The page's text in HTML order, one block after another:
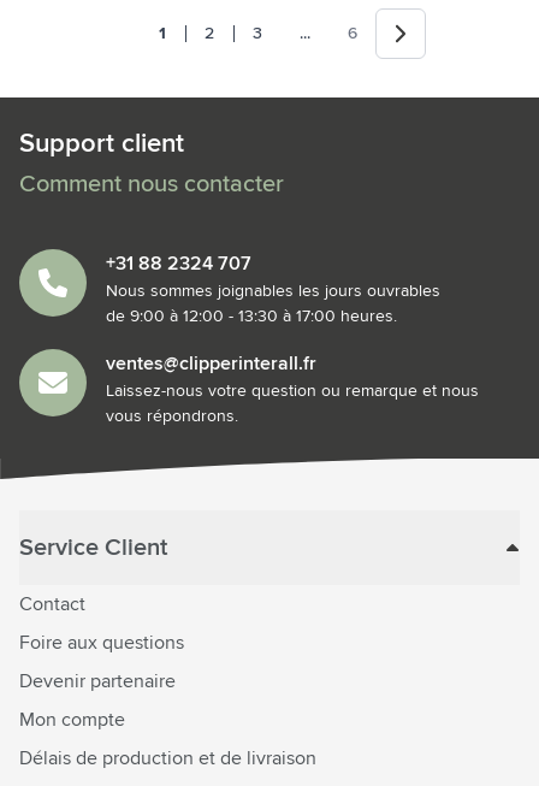
Vous lisez actuellement la page
1 Page
2 Page
3 Jump forward
... Page
6 Suivant
Support client
Comment nous contacter
+31 88 2324 707
Nous sommes joignables les jours ouvrables
de 9:00 à 12:00 - 13:30 à 17:00 heures.
ventes@clipperinterall.fr
Laissez-nous votre question ou remarque et nous
vous répondrons.
Service Client
Contact
Foire aux questions
Devenir partenaire
Mon compte
Délais de production et de livraison